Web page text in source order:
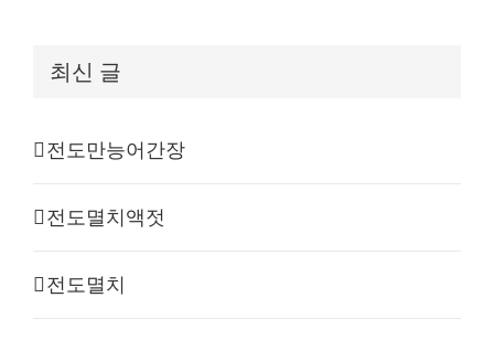
최신 글
전도만능어간장
전도멸치액젓
전도멸치